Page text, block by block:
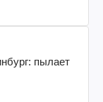
пылает